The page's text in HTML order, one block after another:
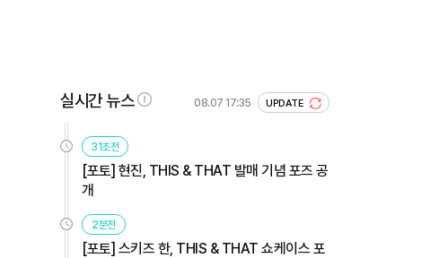
실시간 뉴스 08.07 17:35 UPDATE
31초전
[포토] 현진, THIS & THAT 발매 기념 포즈 공
개
2분전
[포토] 스키즈 한, THIS & THAT 쇼케이스 포